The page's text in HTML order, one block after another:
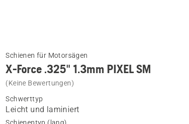
Details
zu
Force
.325"
Schienen für Motorsägen
X-Force .325" 1.3mm PIXEL SM
(Keine Bewertungen)
Schwerttyp
Leicht und laminiert
Schienentyp (lang)